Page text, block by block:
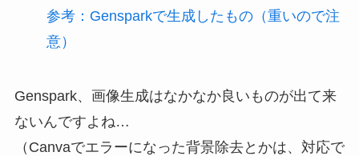
参考：Gensparkで生成したもの（重いので注
意）
Genspark、画像生成はなかなか良いものが出て来
ないんですよね…
（Canvaでエラーになった背景除去とかは、対応で